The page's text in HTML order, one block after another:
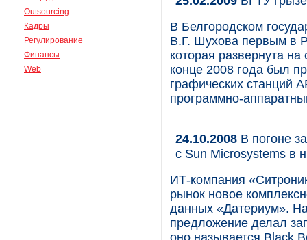
Outsourcing
Кадры
Регулирование
Финансы
Web
В Белгородском
В.Г. Шухова первым в
которая развернута
конце 2008 года был
графических станций
программно-
24.10.2008 В погоне
с Sun Microsystems
ИТ-компания
рынок новое
данных «Датериум».
предложение делал
оно называется Black